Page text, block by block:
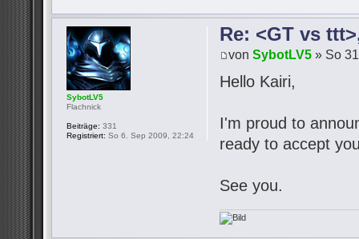
Re: <GT vs
vonSybotLV5 » So
Hello Kairi,
I'm proud to
ready to accept
See you.
SybotLV5
Flachnick
Beiträge: 331
Registriert: So 6. Sep 2009, 22:24